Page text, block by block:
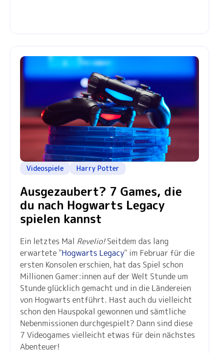
Videospiele Harry Potter
Ausgezaubert? 7 Games, die
du nach Hogwarts Legacy
spielen kannst
Ein letztes Mal Revelio!Seitdem das lang
erwartete "Hogwarts Legacy" im Februar für die
ersten Konsolen erschien, hat das Spiel schon
Millionen Gamer:innen auf der Welt Stunde um
Stunde glücklich gemacht und in die Ländereien
von Hogwarts entführt. Hast auch du vielleicht
schon den Hauspokal gewonnen und sämtliche
Nebenmissionen durchgespielt? Dann sind diese
7 Videogames vielleicht etwas für dein nächstes
Abenteuer!